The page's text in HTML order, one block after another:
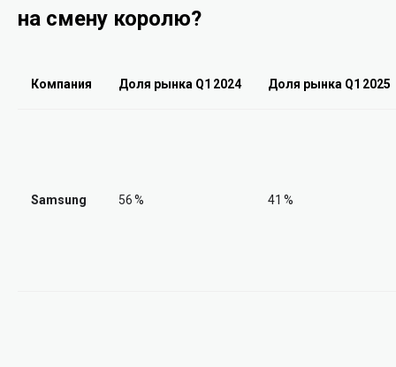
на смену королю?
Компания Доля рынка Q1 2024 Доля рынка Q1 2025
Samsung 56 % 41 %